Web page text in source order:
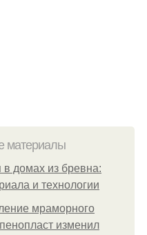
материалы
домах из бревна:
и технологии
мраморного
изменил